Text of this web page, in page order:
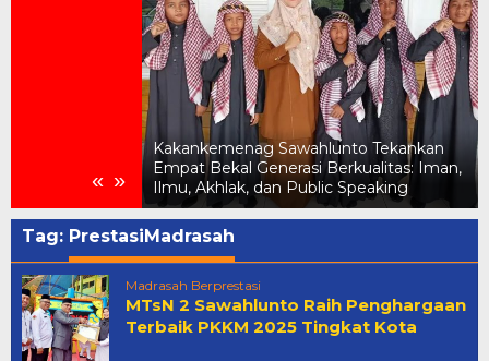
« »
Kakankemenag Sawahlunto Tekankan
Empat Bekal Generasi Berkualitas: Iman,
Ilmu, Akhlak, dan Public Speaking
Tag: PrestasiMadrasah
Madrasah Berprestasi
MTsN 2 Sawahlunto Raih Penghargaan
Terbaik PKKM 2025 Tingkat Kota